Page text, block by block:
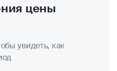
цены
увидеть, как